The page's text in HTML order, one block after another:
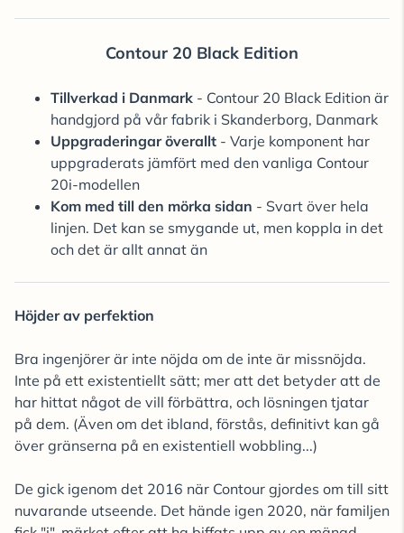
Contour 20 Black Edition
Tillverkad i Danmark - Contour 20 Black Edition är
handgjord på vår fabrik i Skanderborg, Danmark
Uppgraderingar överallt - Varje komponent har
uppgraderats jämfört med den vanliga Contour
20i-modellen
Kom med till den mörka sidan - Svart över hela
linjen. Det kan se smygande ut, men koppla in det
och det är allt annat än
Höjder av perfektion
Bra ingenjörer är inte nöjda om de inte är missnöjda.
Inte på ett existentiellt sätt; mer att det betyder att de
har hittat något de vill förbättra, och lösningen tjatar
på dem. (Även om det ibland, förstås, definitivt kan gå
över gränserna på en existentiell wobbling...)
De gick igenom det 2016 när Contour gjordes om till sitt
nuvarande utseende. Det hände igen 2020, när familjen